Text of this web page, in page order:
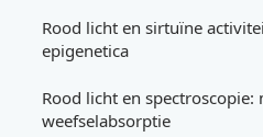
Rood licht en sirtuïne
epigenetica
Rood licht en spectroscopie:
weefselabsorptie